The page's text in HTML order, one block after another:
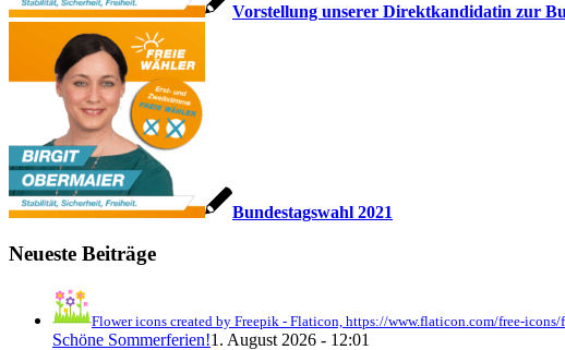
Vorstellung unserer Direktkandidatin zur
Bundestagswahl 2021
Neueste Beiträge
Flower icons created by Freepik - Flaticon, https://www.flaticon.com/free-icons/
Schöne Sommerferien!1. August 2026 - 12:01